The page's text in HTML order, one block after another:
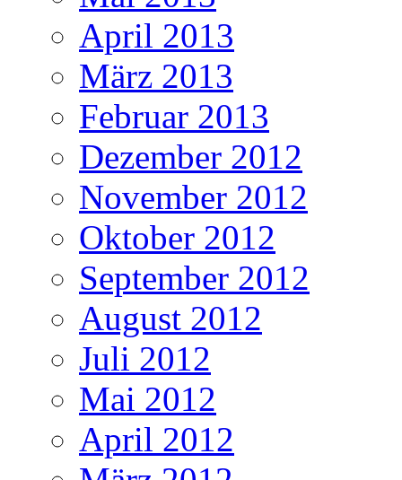
April 2013
März 2013
Februar 2013
Dezember 2012
November 2012
Oktober 2012
September 2012
August 2012
Juli 2012
Mai 2012
April 2012